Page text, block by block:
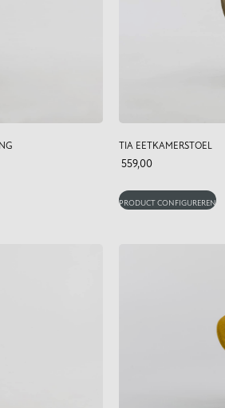
TIA EETKAMERSTOEL
559,00
PRODUCT CONFIGUREREN